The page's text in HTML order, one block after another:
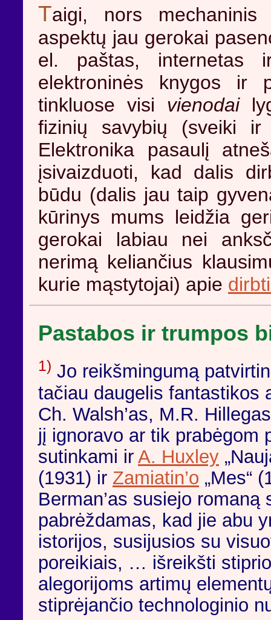
Taigi, nors
aspektų jau gerokai
el. paštas, internetas
elektroninės knygos ir
tinkluose visi vienodai
fizinių savybių (sveiki
Elektronika pasaulį
įsivaizduoti, kad dalis
būdu (dalis jau taip
kūrinys mums leidžia
gerokai labiau nei
nerimą keliančius
kurie mąstytojai) apie
Pastabos ir trumpos
1) Jo reikšmingumą
tačiau daugelis fantastikos
Ch. Walsh’as, M.R.
jį ignoravo ar tik prabėgom
sutinkami ir A. Huxley
(1931) ir Zamiatin’o „Mes“
Berman’as susiejo romaną
pabrėždamas, kad jie abu
istorijos, susijusios su
poreikiais, … išreikšti
alegorijoms artimų
stiprėjančio technologinio